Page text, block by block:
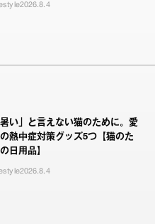
2026.8.4
暑い」と言えない猫のために。愛
熱中症対策グッズ5つ【猫のた
日用品】
2026.8.4